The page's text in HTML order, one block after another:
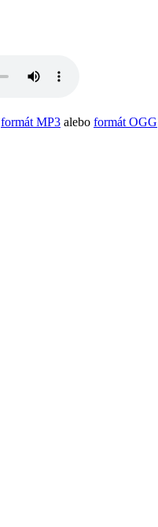
formát MP3 alebo formát OGG